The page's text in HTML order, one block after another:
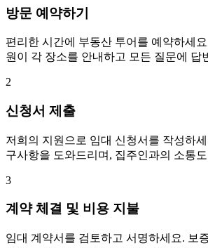
방문 예약하기
편리한 시간에 부동산 투어를 예약하세
원이 각 장소를 안내하고 모든 질문에 답
2
신청서 제출
저희의 지원으로 임대 신청서를 작성하
구사항을 도와드리며, 집주인과의 소통
3
계약 체결 및 비용 지불
임대 계약서를 검토하고 서명하세요. 보